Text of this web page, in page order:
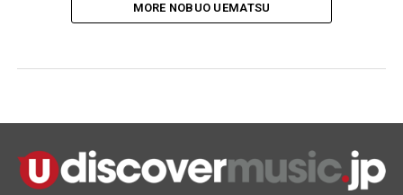
MORE NOBUO UEMATSU